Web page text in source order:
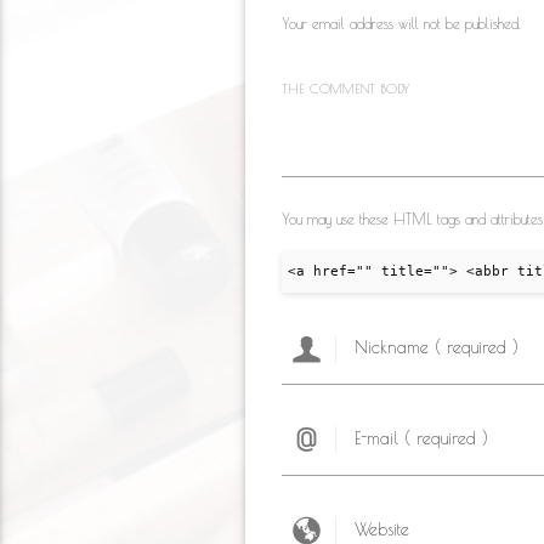
ki
Your email address will not be published.
THE COMMENT BODY
You may use these HTML tags and attributes:
<a href="" title=""> <abbr